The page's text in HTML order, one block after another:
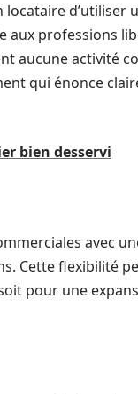
d’utiliser
aux professions
aucune activité
qui énonce
bien desservi
avec
Cette flexibilité
pour une